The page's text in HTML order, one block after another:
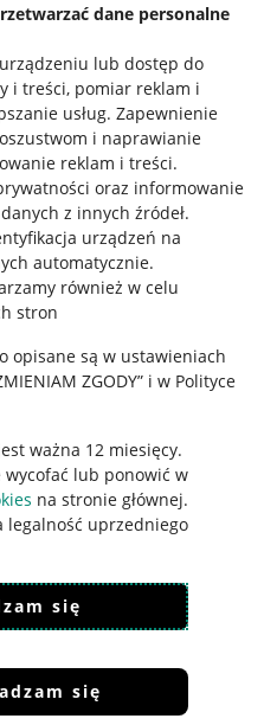
dane personalne
lub dostęp do
i treści, pomiar reklam i
usług. Zapewnienie
i naprawianie
reklam i treści.
oraz informowanie
z innych źródeł.
urządzeń na
automatycznie.
również w celu
stron
opisane są w ustawieniach
ZGODY” i w Polityce
ważna 12 miesięcy.
wycofać lub ponowić w
na stronie głównej.
legalność uprzedniego
się
się
Cyfrowych
regulaminu